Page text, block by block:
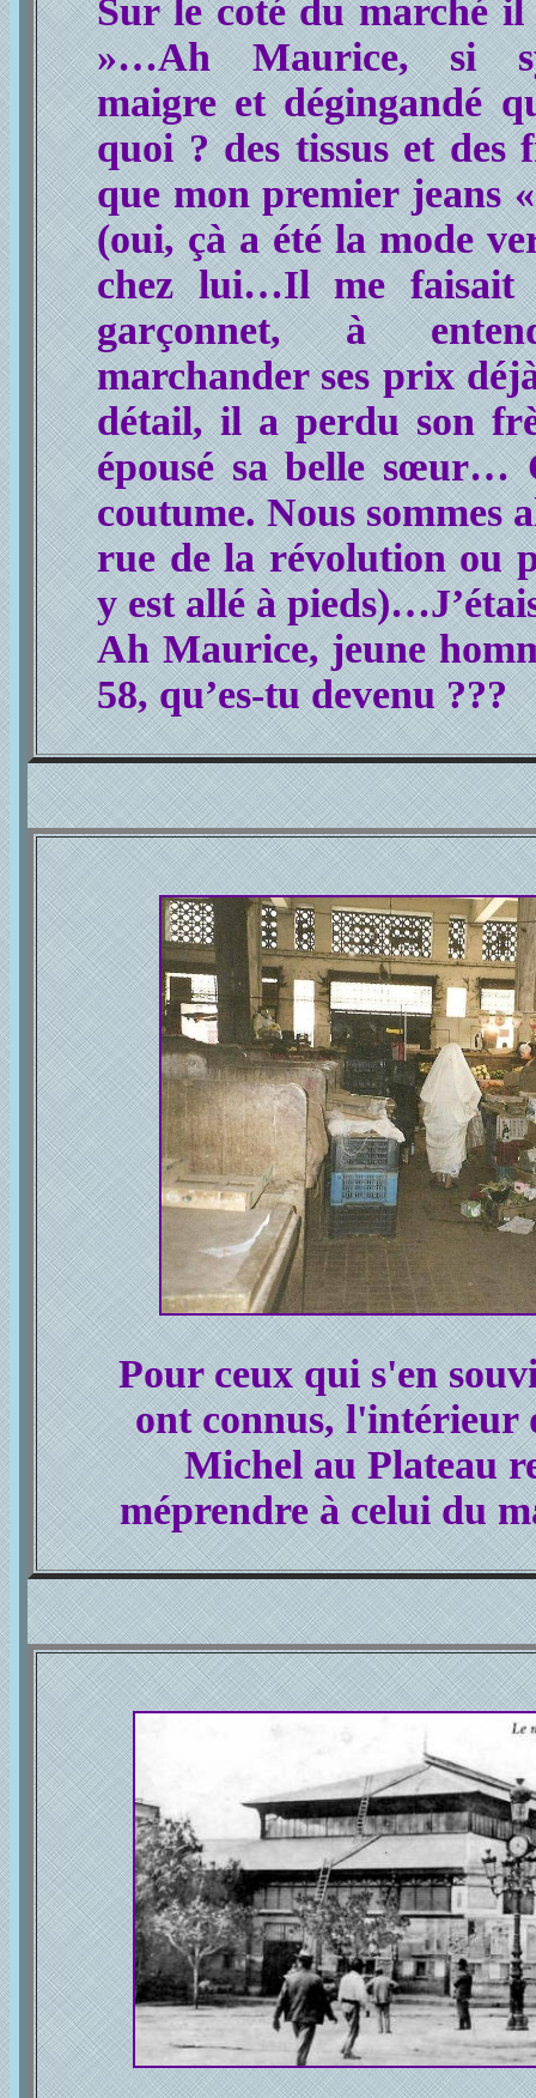
Sur le coté du marché
»…Ah Maurice, si
maigre et dégingandé
quoi ? des tissus et
que mon premier jeans
(oui, çà a été la mode
chez lui…Il me faisait
garçonnet, à
marchander ses prix
détail, il a perdu son
épousé sa belle sœur…
coutume. Nous sommes
rue de la révolution ou
y est allé à
Ah Maurice, jeune
58, qu’es-tu devenu ???
Pour ceux qui s'en
ont connus, l'intérieur
Michel au Plateau
méprendre à celui du